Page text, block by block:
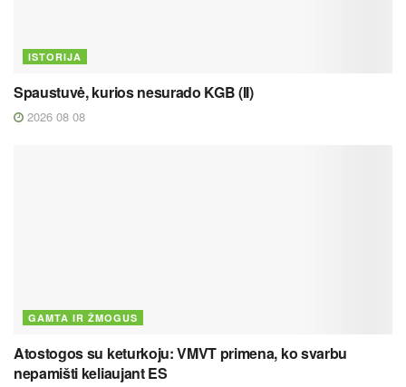
ISTORIJA
Spaustuvė, kurios nesurado KGB (II)
2026 08 08
GAMTA IR ŽMOGUS
Atostogos su keturkoju: VMVT primena, ko svarbu
nepamišti keliaujant ES